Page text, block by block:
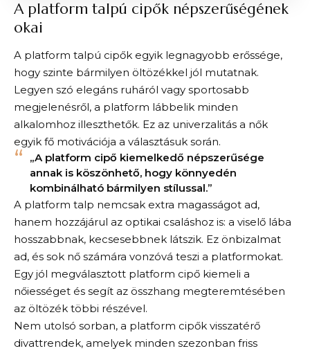
A platform talpú cipők népszerűségének
okai
A platform talpú cipők egyik legnagyobb erőssége,
hogy szinte bármilyen öltözékkel jól mutatnak.
Legyen szó elegáns ruháról vagy sportosabb
megjelenésről, a platform lábbelik minden
alkalomhoz illeszthetők. Ez az univerzalitás a nők
egyik fő motivációja a választásuk során.
„A platform cipő kiemelkedő népszerűsége
annak is köszönhető, hogy könnyedén
kombinálható bármilyen stílussal.”
A platform talp nemcsak extra magasságot ad,
hanem hozzájárul az optikai csaláshoz is: a viselő lába
hosszabbnak, kecsesebbnek látszik. Ez önbizalmat
ad, és sok nő számára vonzóvá teszi a platformokat.
Egy jól megválasztott platform cipő kiemeli a
nőiességet és segít az összhang megteremtésében
az öltözék többi részével.
Nem utolsó sorban, a platform cipők visszatérő
divattrendek, amelyek minden szezonban friss